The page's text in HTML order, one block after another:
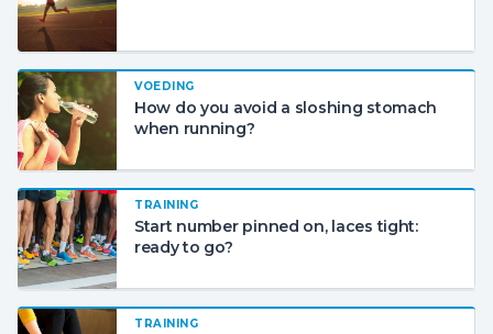
VOEDING
How do you avoid a sloshing stomach
when running?
TRAINING
Start number pinned on, laces tight:
ready to go?
TRAINING